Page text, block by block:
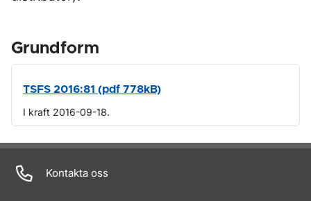
Grundform
TSFS 2016:81 (pdf 778kB)
I kraft 2016-09-18.
Om sidan
Kontakta oss